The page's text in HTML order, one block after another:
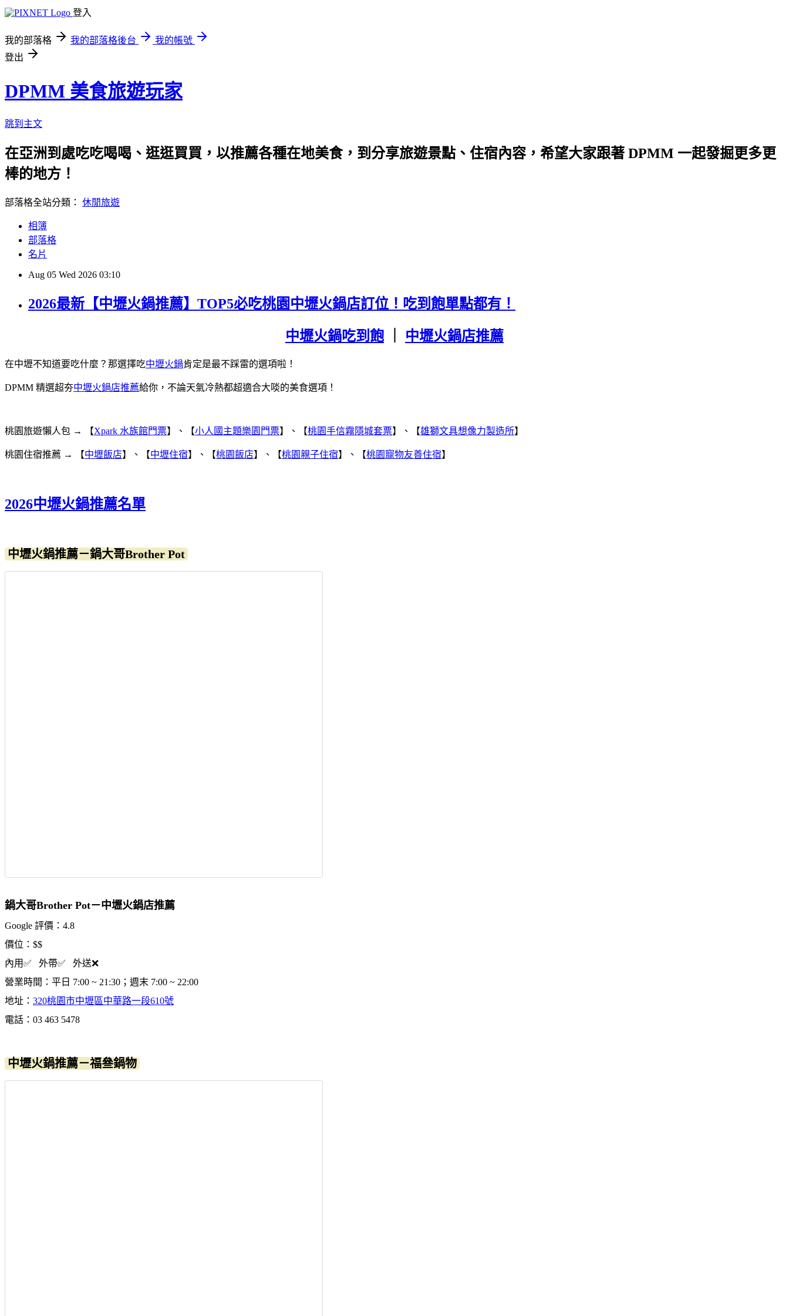
登入
我的部落格 我的部落格後台
我的帳號
登出
DPMM 美食旅遊玩家
跳到主文
在亞洲到處吃吃喝喝、逛逛買買，以推薦各種在地美食，到分享旅遊景點、住宿內容，希望大家跟著 DPMM 一起發掘更多更
棒的地方！
部落格全站分類： 休閒旅遊
相簿
部落格
名片
Aug 05 Wed 2026 03:10
2026最新【中壢火鍋推薦】TOP5必吃桃園中壢火鍋店訂位！吃到飽單點都有！
中壢火鍋吃到飽 中壢火鍋店推薦
在中壢不知道要吃什麼？那選擇吃中壢火鍋肯定是最不踩雷的選項啦！
DPMM 精選超夯中壢火鍋店推薦給你，不論天氣冷熱都超適合大啖的美食選項！
桃園旅遊懶人包 → 【Xpark 水族館門票】、【小人國主題樂園門票】、【桃園手信霧隱城套票】、【雄獅文具想像力製造所】
桃園住宿推薦 → 【中壢飯店】、【中壢住宿】、【桃園飯店】、【桃園親子住宿】、【桃園寵物友善住宿】
2026中壢火鍋推薦名單
中壢火鍋推薦－鍋大哥Brother Pot
鍋大哥Brother Pot－中壢火鍋店推薦
Google 評價：4.8
價位：$$
內用✅ 外帶✅ 外送❌
營業時間：平日 7:00 ~ 21:30；週末 7:00 ~ 22:00
地址： 320桃園市中壢區中華路一段610號
電話：03 463 5478
中壢火鍋推薦－福叄鍋物